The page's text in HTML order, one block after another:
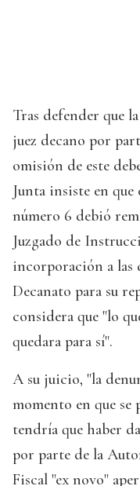
Tras defender que
juez decano por
omisión de este
Junta insiste en
número 6 debió
Juzgado de
incorporación a las
Decanato para su
considera que "lo
quedara para sí".
A su juicio, "la
momento en que se
tendría que haber
por parte de la
Fiscal "ex novo"